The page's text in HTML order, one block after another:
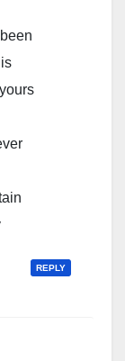
REPLY